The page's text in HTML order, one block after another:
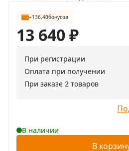
+136,40бонусов
13 640₽
При регистрации
Оплата при получении
При заказе 2 товаров
В наличии
В